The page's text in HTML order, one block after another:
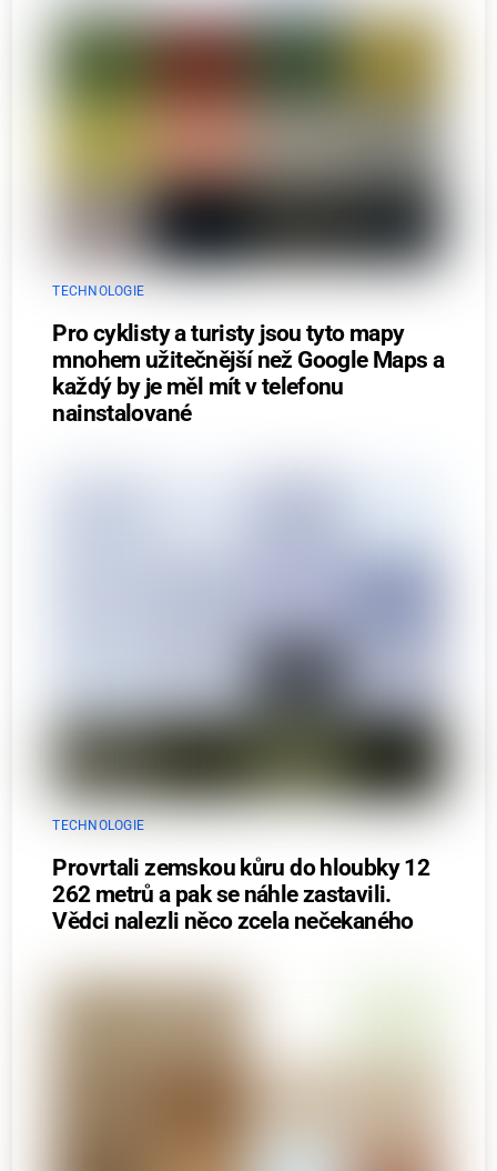
TECHNOLOGIE
Pro cyklisty a turisty jsou tyto mapy
mnohem užitečnější než Google Maps a
každý by je měl mít v telefonu
nainstalované
TECHNOLOGIE
Provrtali zemskou kůru do hloubky 12
262 metrů a pak se náhle zastavili.
Vědci nalezli něco zcela nečekaného